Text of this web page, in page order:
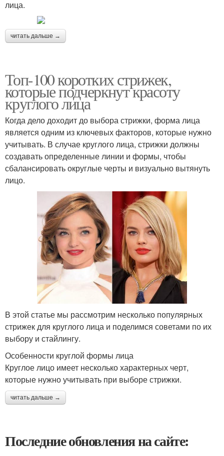
лица.
читать дальше →
Топ-100 коротких стрижек,
которые подчеркнут красоту
круглого лица
Когда дело доходит до выбора стрижки, форма лица
является одним из ключевых факторов, которые нужно
учитывать. В случае круглого лица, стрижки должны
создавать определенные линии и формы, чтобы
сбалансировать округлые черты и визуально вытянуть
лицо.
В этой статье мы рассмотрим несколько популярных
стрижек для круглого лица и поделимся советами по их
выбору и стайлингу.
Особенности круглой формы лица
Круглое лицо имеет несколько характерных черт,
которые нужно учитывать при выборе стрижки.
читать дальше →
Последние обновления на сайте: